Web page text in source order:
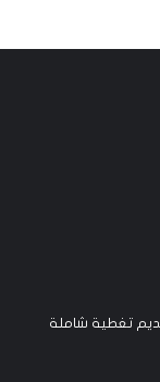
تغطية شاملة